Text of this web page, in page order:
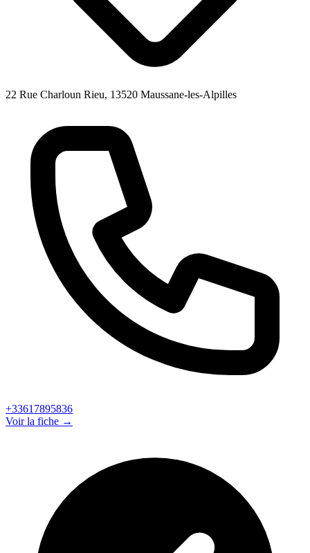
22 Rue Charloun Rieu, 13520 Maussane-les-Alpilles
+33617895836
Voir la fiche →